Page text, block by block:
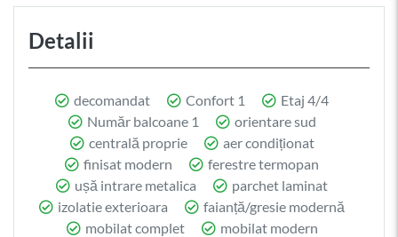
Detalii
decomandat Confort 1
Etaj 4/4
Număr balcoane 1
orientare sud
centrală proprie
aer condiționat
finisat modern
ferestre termopan
ușă intrare metalica
parchet laminat
izolatie exterioara
faianță/gresie modernă
mobilat complet
mobilat modern